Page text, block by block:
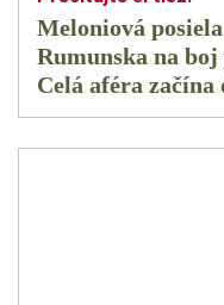
Meloniová
Rumunska na
Celá aféra začína